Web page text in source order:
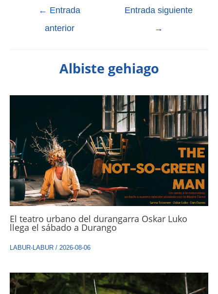
← Entrada
anterior
Entrada siguiente
→
Albiste gehiago
El teatro urbano del durangarra Oskar Luko
llega el sábado a Durango
LABUR-LABUR / 2026-08-06